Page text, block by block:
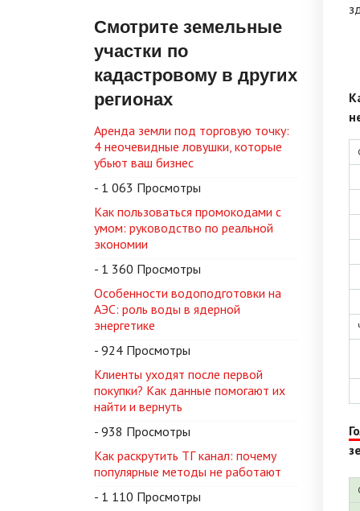
Смотрите земельные
участки по
кадастровому в других
регионах
Аренда земли под торговую точку:
4 неочевидные ловушки, которые
убьют ваш бизнес
- 1 063 Просмотры
Как пользоваться промокодами с
умом: руководство по реальной
экономии
- 1 360 Просмотры
Особенности водоподготовки на
АЭС: роль воды в ядерной
энергетике
- 924 Просмотры
Клиенты уходят после первой
покупки? Как данные помогают их
найти и вернуть
- 938 Просмотры
Как раскрутить ТГ канал: почему
популярные методы не работают
- 1 110 Просмотры